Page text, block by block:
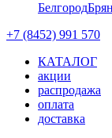
Белгород
+7 (8452) 991 570
КАТАЛОГ
акции
распродажа
оплата
доставка